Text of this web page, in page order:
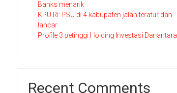
Banks menarik
KPU RI: PSU di 4 kabupaten jalan teratur dan
lancar
Profile 3 petinggi Holding Investasi Danantara
Recent Comments